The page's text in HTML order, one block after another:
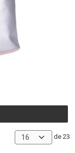
de 23